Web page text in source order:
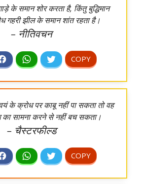
के समान शोर करता है, किंतु बुद्धिमान
गहरी झील के समान शांत रहता है।
– नीतिवचन
के क्रोध पर काबू नहीं पा सकता तो वह
सामना करने से नहीं बच सकता।
– चैस्टरफील्ड